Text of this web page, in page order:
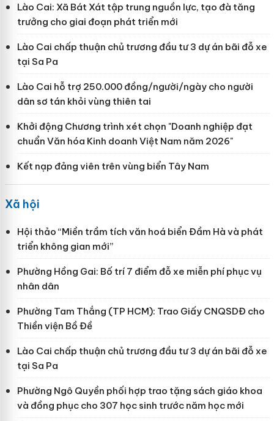
Lào Cai: Xã Bát Xát tập trung nguồn lực, tạo đà tăng
trưởng cho giai đoạn phát triển mới
Lào Cai chấp thuận chủ trương đầu tư 3 dự án bãi đỗ xe
tại Sa Pa
Lào Cai hỗ trợ 250.000 đồng/người/ngày cho người
dân sơ tán khỏi vùng thiên tai
Khởi động Chương trình xét chọn "Doanh nghiệp đạt
chuẩn Văn hóa Kinh doanh Việt Nam năm 2026"
Kết nạp đảng viên trên vùng biển Tây Nam
Xã hội
Hội thảo “Miền trầm tích văn hoá biển Đầm Hà và phát
triển không gian mới”
Phường Hồng Gai: Bố trí 7 điểm đỗ xe miễn phí phục vụ
nhân dân
Phường Tam Thắng (TP HCM): Trao Giấy CNQSDĐ cho
Thiền viện Bồ Đề
Lào Cai chấp thuận chủ trương đầu tư 3 dự án bãi đỗ xe
tại Sa Pa
Phường Ngô Quyền phối hợp trao tặng sách giáo khoa
và đồng phục cho 307 học sinh trước năm học mới